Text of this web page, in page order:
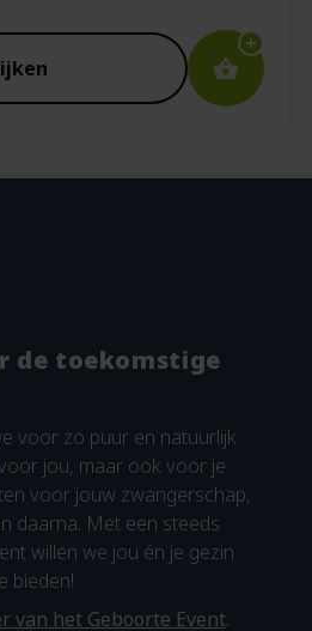
de toekomstige
voor zo puur en natuurlijk
jou, maar ook voor je
voor jouw zwangerschap,
daarna. Met een steeds
willen we jou én je gezin
bieden!
van het Geboorte Event.